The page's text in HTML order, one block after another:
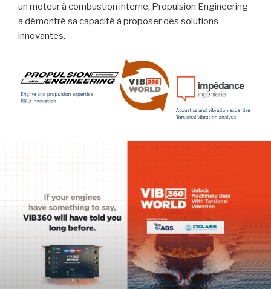
un moteur à combustion interne, Propulsion Engineering
a démontré sa capacité à proposer des solutions
innovantes.